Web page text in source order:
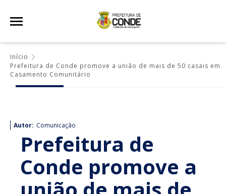
Início
Prefeitura de Conde promove a união de mais de 50 casais em
Casamento Comunitário
Autor: Comunicação
Prefeitura de
Conde promove a